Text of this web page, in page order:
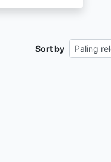
Sort by